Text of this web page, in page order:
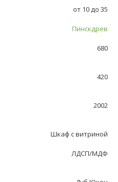
от 10 до 35
Пинскдрев
680
420
2002
Шкаф с витриной
ЛДСП/МДФ